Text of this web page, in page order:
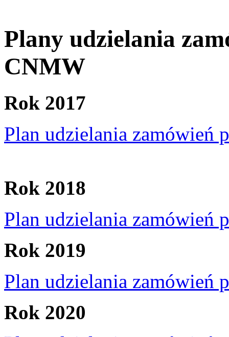
Plany udzielania
CNMW
Rok 2017
Plan udzielania zamówień
Rok 2018
Plan udzielania zamówień
Rok 2019
Plan udzielania zamówień
Rok 2020